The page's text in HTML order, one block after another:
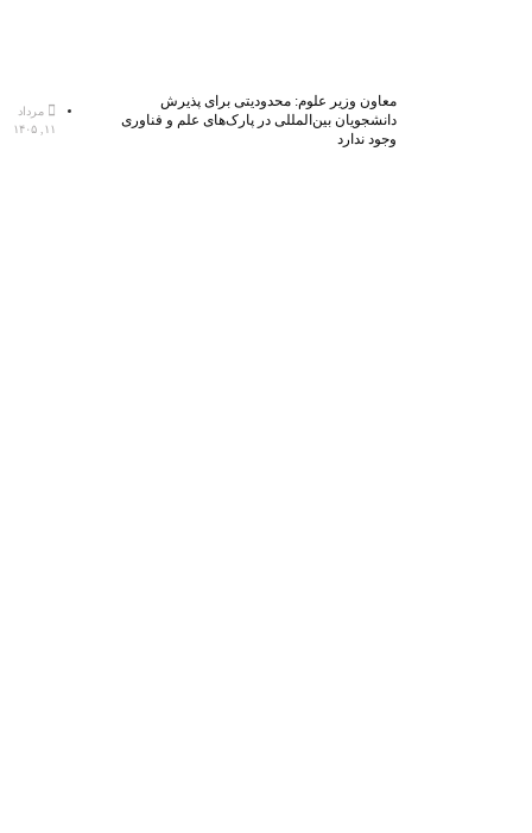
معاون وزیر علوم: محدودیتی برای پذیرش
دانشجویان بین‌المللی در پارک‌های علم و فناوری
وجود ندارد
مرداد
۱۱, ۱۴۰۵